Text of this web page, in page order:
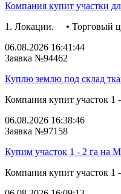
Компания купит участки
1. Локации. • Торговый
06.08.2026 16:41:44
Заявка №94462
Куплю землю под склад
Компания купит участок 1
06.08.2026 16:38:46
Заявка №97158
Купим участок 1 - 2 га на
Компания купит участок